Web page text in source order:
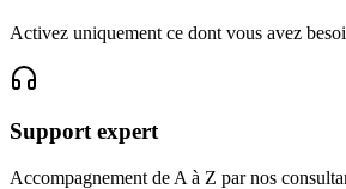
Activez uniquement ce dont vous avez
Support expert
Accompagnement de A à Z par nos